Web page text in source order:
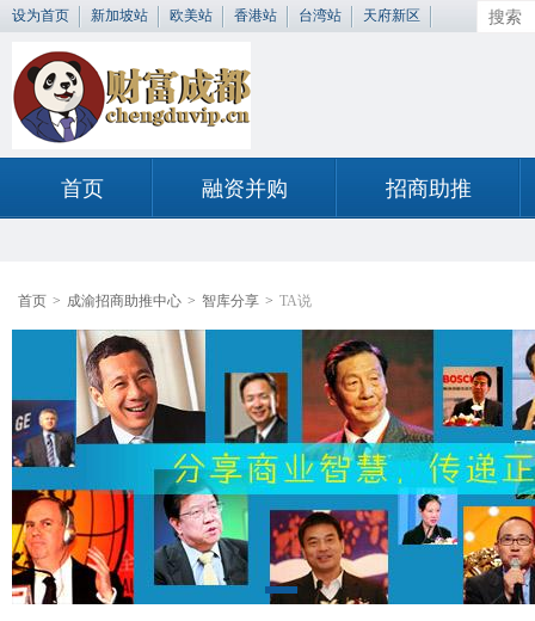
设为首页 新加坡站 欧美站 香港站 台湾站 天府新区
首页 融资并购 招商助推
首页 > 成渝招商助推中心 > 智库分享 > TA说